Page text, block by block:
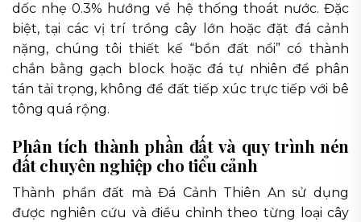
dốc nhẹ 0.3% hướng về hệ thống thoát nước. Đặc
biệt, tại các vị trí trồng cây lớn hoặc đặt đá cảnh
nặng, chúng tôi thiết kế “bồn đất nổi” có thành
chắn bằng gạch block hoặc đá tự nhiên để phân
tán tải trọng, không để đất tiếp xúc trực tiếp với bê
tông quá rộng.
Phân tích thành phần đất và quy trình nén
đất chuyên nghiệp cho tiểu cảnh
Thành phần đất mà Đá Cảnh Thiên An sử dụng
được nghiên cứu và điều chỉnh theo từng loại cây